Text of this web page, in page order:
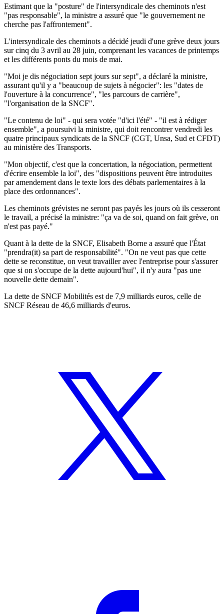
Estimant que la "posture" de l'intersyndicale des cheminots n'est
"pas responsable", la ministre a assuré que "le gouvernement ne
cherche pas l'affrontement".
L'intersyndicale des cheminots a décidé jeudi d'une grève deux jours
sur cinq du 3 avril au 28 juin, comprenant les vacances de printemps
et les différents ponts du mois de mai.
"Moi je dis négociation sept jours sur sept", a déclaré la ministre,
assurant qu'il y a "beaucoup de sujets à négocier": les "dates de
l'ouverture à la concurrence", "les parcours de carrière",
"l'organisation de la SNCF".
"Le contenu de loi" - qui sera votée "d'ici l'été" - "il est à rédiger
ensemble", a poursuivi la ministre, qui doit rencontrer vendredi les
quatre principaux syndicats de la SNCF (CGT, Unsa, Sud et CFDT)
au ministère des Transports.
"Mon objectif, c'est que la concertation, la négociation, permettent
d'écrire ensemble la loi", des "dispositions peuvent être introduites
par amendement dans le texte lors des débats parlementaires à la
place des ordonnances".
Les cheminots grévistes ne seront pas payés les jours où ils cesseront
le travail, a précisé la ministre: "ça va de soi, quand on fait grève, on
n'est pas payé."
Quant à la dette de la SNCF, Elisabeth Borne a assuré que l'État
"prendra(it) sa part de responsabilité". "On ne veut pas que cette
dette se reconstitue, on veut travailler avec l'entreprise pour s'assurer
que si on s'occupe de la dette aujourd'hui", il n'y aura "pas une
nouvelle dette demain".
La dette de SNCF Mobilités est de 7,9 milliards euros, celle de
SNCF Réseau de 46,6 milliards d'euros.